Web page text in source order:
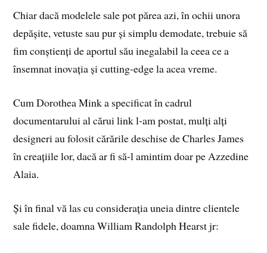
Chiar dacă modelele sale pot părea azi, în ochii unora
depășite, vetuste sau pur și simplu demodate, trebuie să
fim conștienți de aportul său inegalabil la ceea ce a
însemnat inovația și cutting-edge la acea vreme.
Cum Dorothea Mink a specificat în cadrul
documentarului al cărui link l-am postat, mulți alți
designeri au folosit cărările deschise de Charles James
în creațiile lor, dacă ar fi să-l amintim doar pe Azzedine
Alaia.
Și în final vă las cu considerația uneia dintre clientele
sale fidele, doamna William Randolph Hearst jr: